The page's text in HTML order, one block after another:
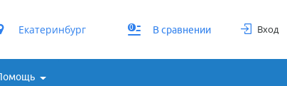
Екатеринбург Вход
0 В сравнении